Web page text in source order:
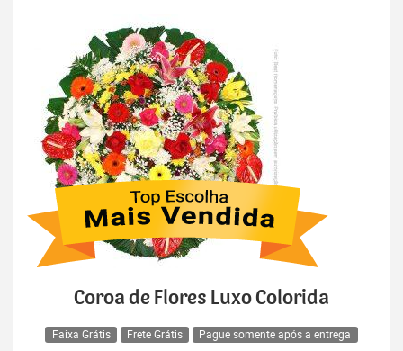
Coroa de Flores Luxo Colorida
Faixa Grátis Frete Grátis Pague somente após a entrega